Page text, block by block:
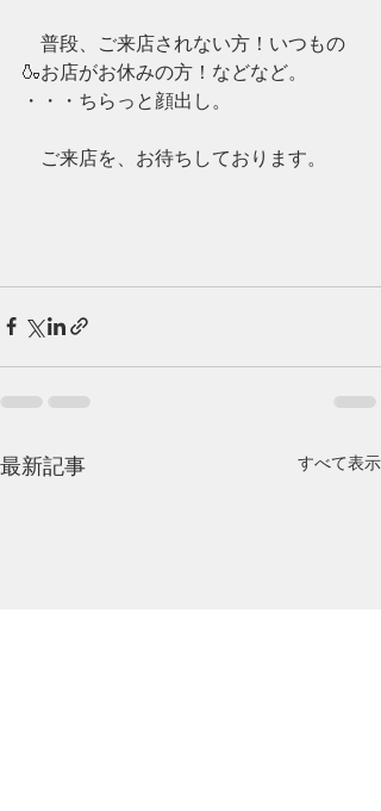
普段、ご来店されない方！いつもの
🍶お店がお休みの方！などなど。
・・・ちらっと顔出し。
ご来店を、お待ちしております。
最新記事 すべて表示